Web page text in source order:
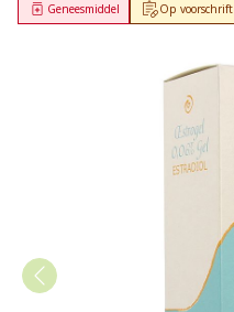
Op voorschrift
Geneesmiddel